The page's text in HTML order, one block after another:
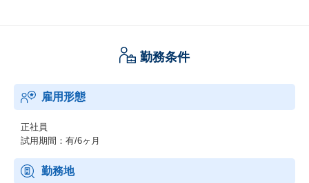
勤務条件
雇用形態
正社員
試用期間：有/6ヶ月
勤務地